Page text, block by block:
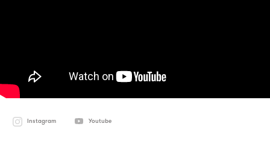
Instagram Youtube